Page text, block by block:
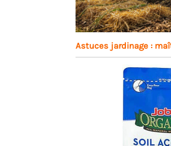
Astuces jardinage :